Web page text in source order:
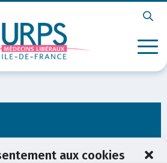
aux cookies